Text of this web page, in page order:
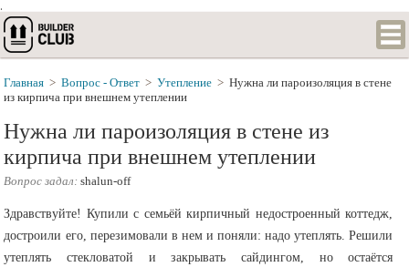
.
Главная > Вопрос - Ответ > Утепление > Нужна ли пароизоляция в стене
из кирпича при внешнем утеплении
Нужна ли пароизоляция в стене из
кирпича при внешнем утеплении
Вопрос задал: shalun-off
Здравствуйте! Купили с семьёй кирпичный недостроенный коттедж,
достроили его, перезимовали в нем и поняли: надо утеплять. Решили
утеплять стекловатой и закрывать сайдингом, но остаётся